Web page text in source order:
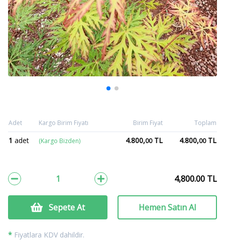
Adet Kargo Birim Fiyatı Birim Fiyat Toplam
1 adet (Kargo Bizden) 4.800,00TL 4.800,00TL
4,800.00 TL
Sepete At Hemen Satın Al
* Fiyatlara KDV dahildir.